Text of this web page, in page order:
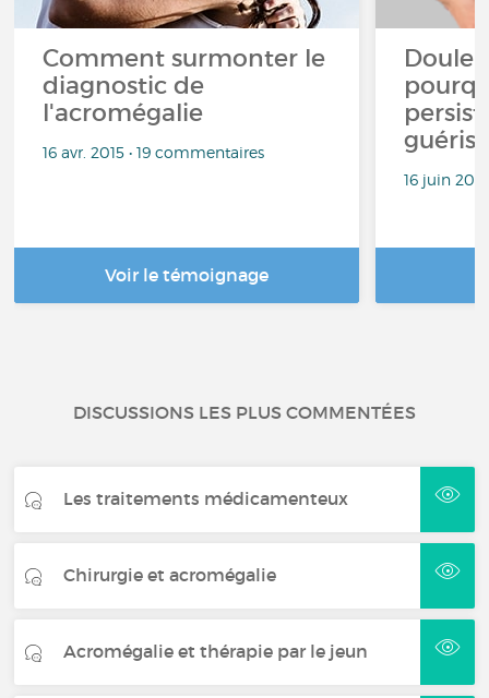
Comment surmonter le
diagnostic de
l'acromégalie
16 avr. 2015 • 19 commentaires
Voir le témoignage
16 juin
DISCUSSIONS LES PLUS COMMENTÉES
Les traitements médicamenteux
Chirurgie et acromégalie
Acromégalie et thérapie par le jeun